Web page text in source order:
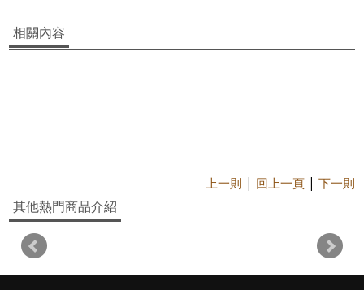
相關內容
上一則 | 回上一頁| 下一則
其他熱門商品介紹